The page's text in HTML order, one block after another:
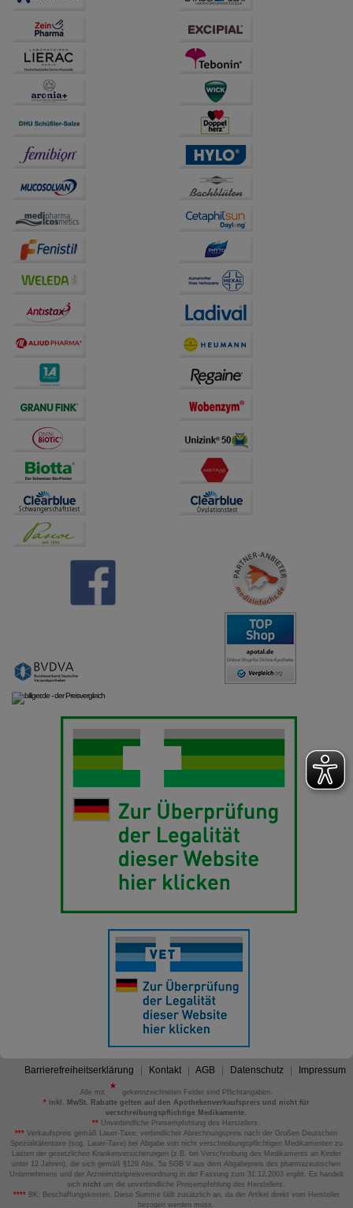
Barrierefreiheitserklärung Kontakt AGB Datenschutz Impressum
Alle mit
gekennzeichneten Felder sind Pflichtangaben.
*inkl. MwSt. Rabatte gelten auf den Apothekenverkaufspreis und nicht für
verschreibungspflichtige Medikamente.
** Unverbindliche Preisempfehlung des Herstellers.
*** Verkaufspreis gemäß Lauer-Taxe; verbindlicher Abrechnungspreis nach der Großen Deutschen
Spezialitätentaxe (sog. Lauer-Taxe) bei Abgabe von nicht verschreibungspflichtigen Medikamenten zu
Lasten der gesetzlichen Krankenversicherungen (z.B. bei Verschreibung des Medikaments an Kinder
unter 12 Jahren), die sich gemäß §129 Abs. 5a SGB V aus dem Abgabepreis des pharmazeutischen
Unternehmens und der Arzneimittelpreisverordnung in der Fassung zum 31.12.2003 ergibt. Es handelt
sich nicht um die unverbindliche Preisempfehlung des Herstellers.
****BK: Beschaffungskosten. Diese Summe fällt zusätzlich an, da der Artikel direkt vom Hersteller
bezogen werden muss.